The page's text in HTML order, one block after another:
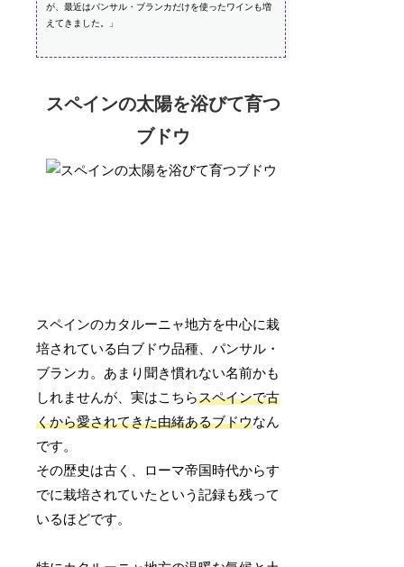
が、最近はパンサル・ブランカだけを使ったワインも増
えてきました。」
スペインの太陽を浴びて育つ
ブドウ
スペインのカタルーニャ地方を中心に栽
培されている白ブドウ品種、パンサル・
ブランカ。あまり聞き慣れない名前かも
しれませんが、実はこちらスペインで古
くから愛されてきた由緒あるブドウなん
です。
その歴史は古く、ローマ帝国時代からす
でに栽培されていたという記録も残って
いるほどです。